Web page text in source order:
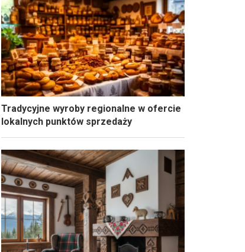
Tradycyjne wyroby regionalne w ofercie
lokalnych punktów sprzedaży